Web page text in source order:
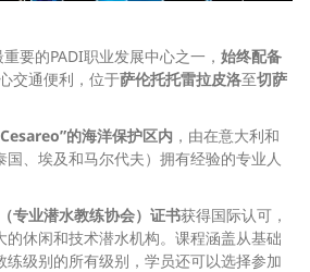
要的PADI职业发展中心之一， 始终配备
交通便利，位于萨伦托托雷拉皮洛至切萨
的海洋保护区内 ，由在意大利和
国、埃及和马尔代夫）拥有经验的专业人
专业潜水教练协会）证书获得国际认可，
的休闲和技术潜水机构。课程涵盖从基础
练级别的所有级别，学员还可以选择参加